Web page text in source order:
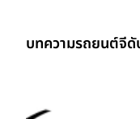
บทความรถยนต์จี